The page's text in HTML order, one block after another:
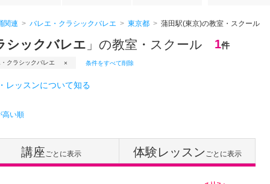
関連 バレエ・クラシックバレエ 東京都 蒲田駅(東京)の教室・スクール
シックバレエ 」の教室・スクール 1件
クラシックバレエ 条件をすべて削除
レッスンについて知る
高い順
講座ごとに表示 体験レッスンごとに表示